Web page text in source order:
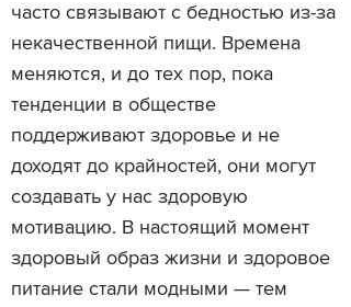
часто связывают с бедностью из-за
некачественной пищи. Времена
меняются, и до тех пор, пока
тенденции в обществе
поддерживают здоровье и не
доходят до крайностей, они могут
создавать у нас здоровую
мотивацию. В настоящий момент
здоровый образ жизни и здоровое
питание стали модными — тем